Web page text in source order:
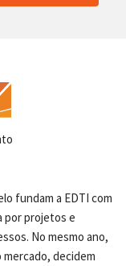
fundam a EDTI com
por projetos e
No mesmo ano,
decidem